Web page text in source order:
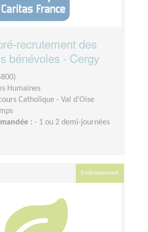
recrutement des
bénévoles - Cergy
Humaines
Catholique - Val d'Oise
: - 1 ou 2 demi-journées
Environnement